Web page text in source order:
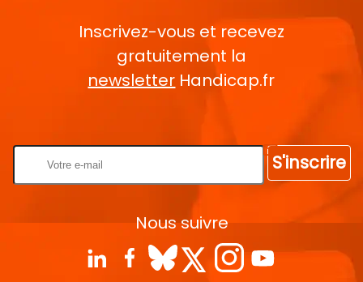
Inscrivez-vous et recevez
gratuitement la
newsletter Handicap.fr
S'inscrire
Nous suivre